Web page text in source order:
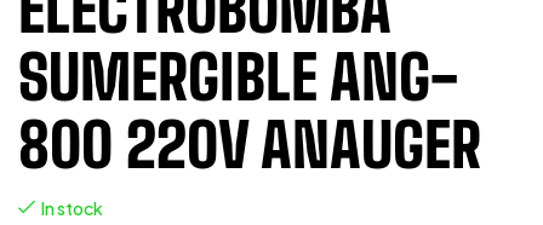
SUMERGIBLE ANG-
800 220V ANAUGER
In stock